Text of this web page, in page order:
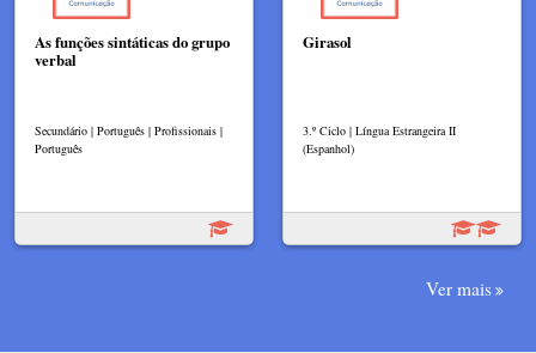
As funções sintáticas do grupo
verbal
Secundário | Português | Profissionais |
Português
Girasol
3.º Ciclo | Língua Estrangeira II
(Espanhol)
Ver mais